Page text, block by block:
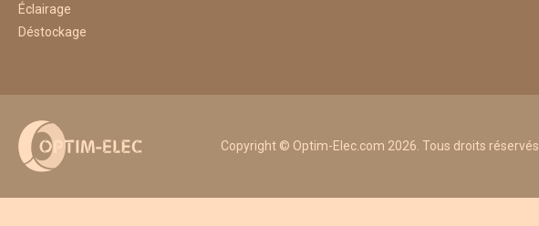
Éclairage
Déstockage
Copyright © Optim-Elec.com 2026. Tous droits réservés